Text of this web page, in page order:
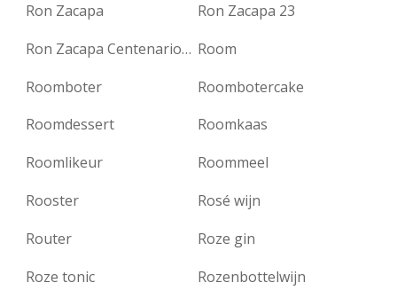
Ron Zacapa
Ron Zacapa 23
Ron Zacapa Centenario rum Room
Roomboter
Roombotercake
Roomdessert
Roomkaas
Roomlikeur
Roommeel
Rooster
Rosé wijn
Router
Roze gin
Roze tonic
Rozenbottelwijn